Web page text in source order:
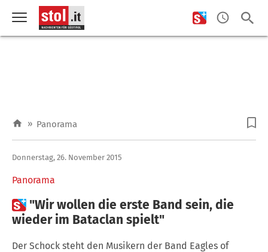
» Panorama
Panorama
Donnerstag, 26. November 2015
 "Wir wollen die erste Band sein, die
wieder im Bataclan spielt"
Der Schock steht den Musikern der Band Eagles of